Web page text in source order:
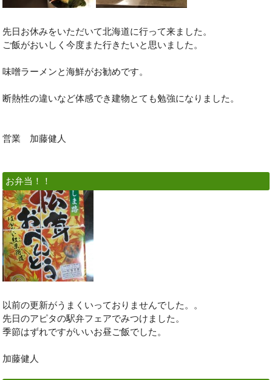
先日お休みをいただいて北海道に行って来ました。
ご飯がおいしく今度また行きたいと思いました。
味噌ラーメンと海鮮がお勧めです。
断熱性の違いなど体感でき建物とても勉強になりました。
営業 加藤健人
お弁当！！
以前の更新がうまくいっておりませんでした。。
先日のアピタの駅弁フェアでみつけました。
季節はずれですがいいお昼ご飯でした。
加藤健人